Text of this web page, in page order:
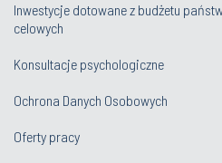
Inwestycje dotowane z budżetu
celowych
Konsultacje psychologiczne
Ochrona Danych Osobowych
Oferty pracy